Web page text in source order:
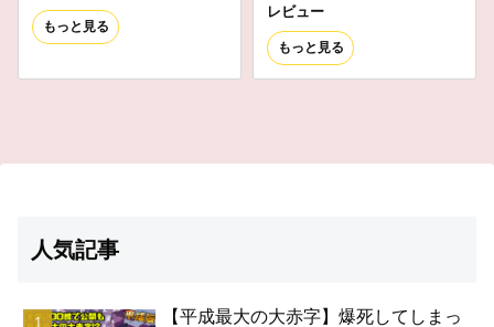
もっと見る
レビュー
もっと見る
人気記事
【平成最大の大赤字】爆死してしまっ